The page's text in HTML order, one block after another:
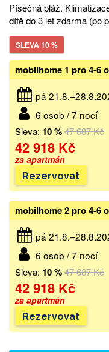
Písečná pláž.
dítě do 3 let zdarma (po
SLEVA 10 %
mobilhome 1 pro 4-6
pá
6 osob / 7 nocí
Sleva: 10 %47 687 Kč
42 918 Kč
za apartmán
Rezervovat
mobilhome 2 pro 4-6
pá
6 osob / 7 nocí
Sleva: 10 %47 687 Kč
42 918 Kč
za apartmán
Rezervovat